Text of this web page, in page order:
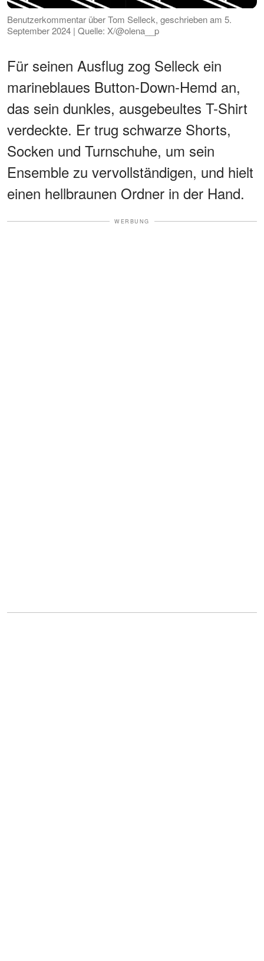
Benutzerkommentar über Tom Selleck, geschrieben am 5.
September 2024 | Quelle: X/@olena__p
Für seinen Ausflug zog Selleck ein
marineblaues Button-Down-Hemd an,
das sein dunkles, ausgebeultes T-Shirt
verdeckte. Er trug schwarze Shorts,
Socken und Turnschuhe, um sein
Ensemble zu vervollständigen, und hielt
einen hellbraunen Ordner in der Hand.
WERBUNG